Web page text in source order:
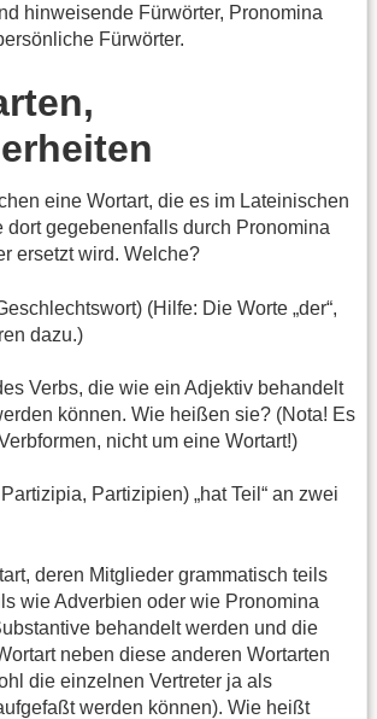
hinweisende Fürwörter, Pronomina
Fürwörter.
eine Wortart, die es im Lateinischen
dort gegebenenfalls durch Pronomina
ersetzt wird. Welche?
(Hilfe: Die Worte „der“,
dazu.)
Verbs, die wie ein Adjektiv behandelt
können. Wie heißen sie? (Nota! Es
nicht um eine Wortart!)
Partizipien) „hat Teil“ an zwei
deren Mitglieder grammatisch teils
wie Adverbien oder wie Pronomina
behandelt werden und die
neben diese anderen Wortarten
die einzelnen Vertreter ja als
werden können). Wie heißt